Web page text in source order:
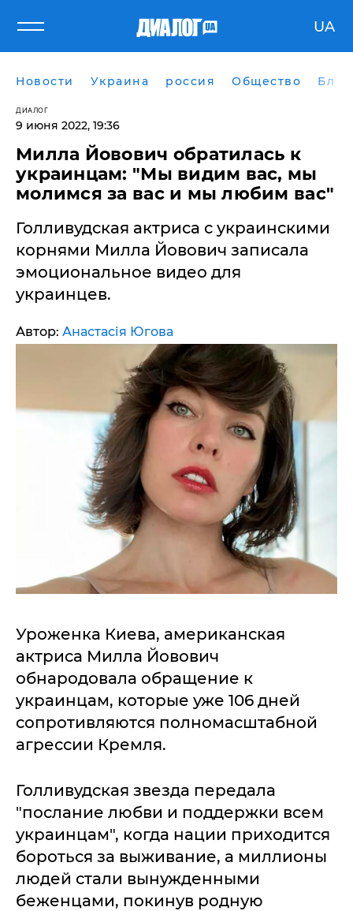
UA
Новости Украина россия Общество
ДИАЛОГ
9 июня 2022, 19:36
Милла Йовович обратилась к
украинцам: "Мы видим вас, мы
молимся за вас и мы любим вас"
Голливудская актриса с украинскими
корнями Милла Йовович записала
эмоциональное видео для
украинцев.
Автор: Анастасія Югова
Уроженка Киева, американская
актриса Милла Йовович
обнародовала обращение к
украинцам, которые уже 106 дней
сопротивляются полномасштабной
агрессии Кремля.
Голливудская звезда передала
"послание любви и поддержки всем
украинцам", когда нации приходится
бороться за выживание, а миллионы
людей стали вынужденными
беженцами, покинув родную